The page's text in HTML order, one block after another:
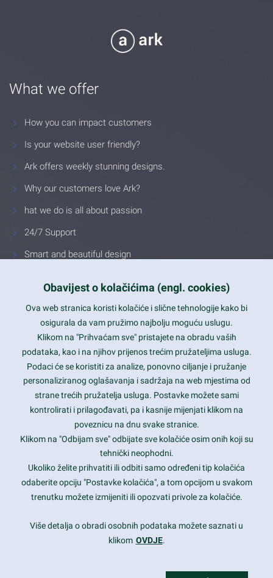
What we offer
How you can impact customers
Is your website user friendly?
Ark offers weekly stunning designs.
Why our customers love Ark?
hat we do is all about passion
24/7 Support
Smart and beautiful design
Latest trends and much more...
Contact Info
1600 Amphitheatre Parkway, Mountain View, CA 94043
prothemes.net@gmail.com
Daily: 9:00 am - 6:00 pm
Sunday: Closed
Copyright 2017FRESHFACE© All Rights Reserved
Obavijest o kolačićima (engl. cookies)
Ova web stranica koristi kolačiće i slične tehnologije kako bi
osigurala da vam pružimo najbolju moguću uslugu.
Klikom na "Prihvaćam sve" pristajete na obradu vaših
podataka, kao i na njihov prijenos trećim pružateljima usluga.
Podaci će se koristiti za analize, ponovno ciljanje i pružanje
personaliziranog oglašavanja i sadržaja na web mjestima od
strane trećih pružatelja usluga. Postavke možete sami
kontrolirati i prilagođavati, pa i kasnije mijenjati klikom na
poveznicu na dnu svake stranice.
Klikom na "Odbijam sve" odbijate sve kolačiće osim onih koji su
tehnički neophodni.
Ukoliko želite prihvatiti ili odbiti samo određeni tip kolačića
odaberite opciju "Postavke kolačića", a tom opcijom u svakom
trenutku možete izmijeniti ili opozvati privole za kolačiće.
Više detalja o obradi osobnih podataka možete saznati u
klikom OVDJE.